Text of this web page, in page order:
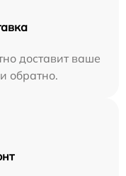
доставит ваше
обратно.